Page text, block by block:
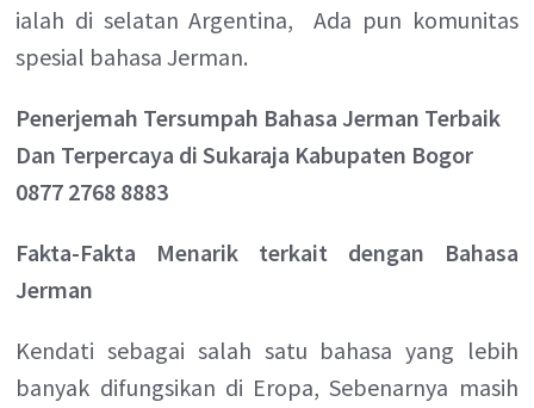
ialah di selatan Argentina, Ada pun komunitas
spesial bahasa Jerman.
Penerjemah Tersumpah Bahasa Jerman Terbaik
Dan Terpercaya di Sukaraja Kabupaten Bogor
0877 2768 8883
Fakta-Fakta Menarik terkait dengan Bahasa
Jerman
Kendati sebagai salah satu bahasa yang lebih
banyak difungsikan di Eropa, Sebenarnya masih